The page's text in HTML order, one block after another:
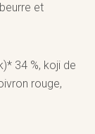
et
34 %, koji de
rouge,